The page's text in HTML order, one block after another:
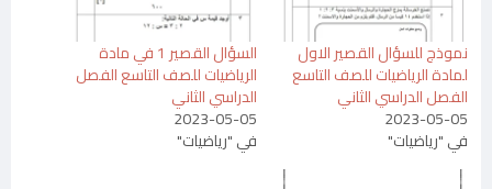
نموذج للسؤال القصير الاول
لمادة الرياضيات للصف التاسع
الفصل الدراسي الثاني
2023-05-05
في "رياضيات"
السؤال القصير 1 في مادة
الرياضيات للصف التاسع الفصل
الدراسي الثاني
2023-05-05
في "رياضيات"